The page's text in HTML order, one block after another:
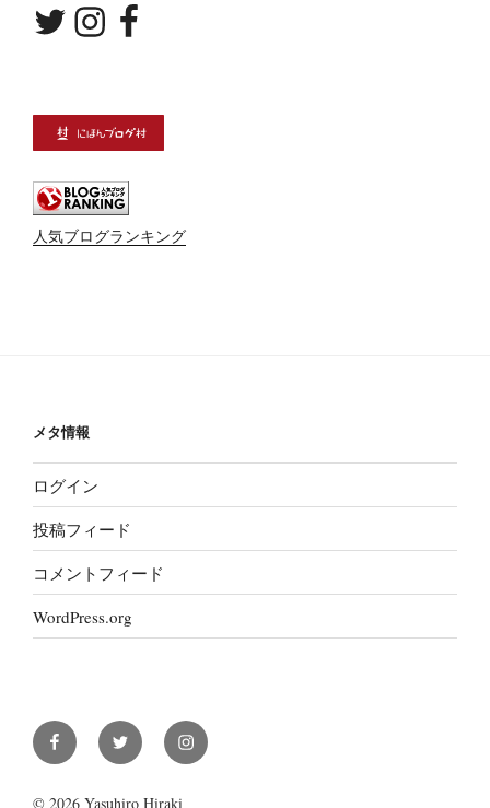
TwitterInstagramFacebook
人気ブログランキング
メタ情報
ログイン
投稿フィード
コメントフィード
WordPress.org
Facebook Twitter Instagram
© 2026 Yasuhiro Hiraki